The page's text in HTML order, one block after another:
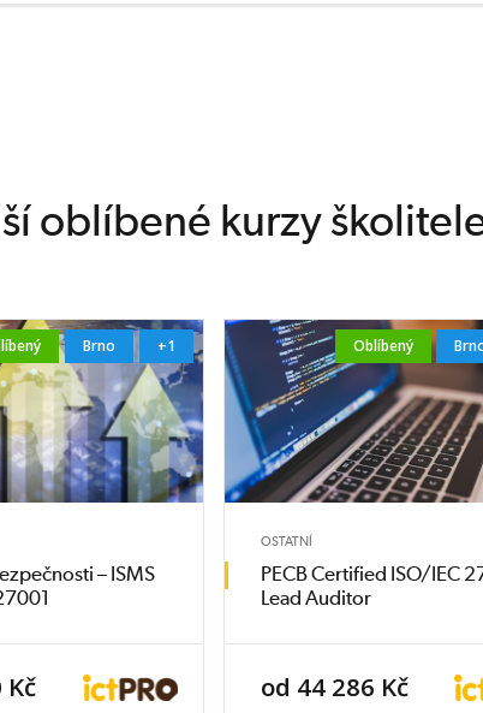
oblíbené kurzy
Brno +1
– ISMS
Kč
Oblíbený
OSTATNÍ
PECB Certified ISO/IEC
Lead Auditor
od 44 286 Kč